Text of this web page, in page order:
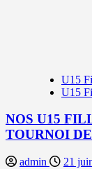
U15
U15
NOS U15
TOURNOI
admin 21